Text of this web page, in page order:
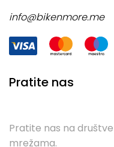
info@bikenmore.me
Pratite nas
Pratite nas na
mrežama.